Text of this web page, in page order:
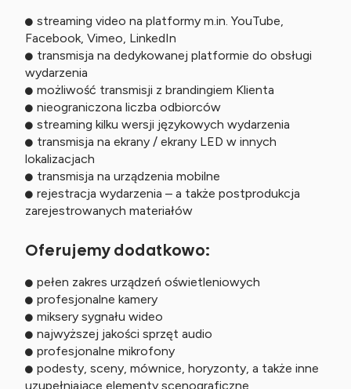
streaming video na platformy m.in. YouTube,
Facebook, Vimeo, LinkedIn
transmisja na dedykowanej platformie do obsługi
wydarzenia
możliwość transmisji z brandingiem Klienta
nieograniczona liczba odbiorców
streaming kilku wersji językowych wydarzenia
transmisja na ekrany / ekrany LED w innych
lokalizacjach
transmisja na urządzenia mobilne
rejestracja wydarzenia – a także postprodukcja
zarejestrowanych materiałów
Oferujemy dodatkowo:
pełen zakres urządzeń oświetleniowych
profesjonalne kamery
miksery sygnału wideo
najwyższej jakości sprzęt audio
profesjonalne mikrofony
podesty, sceny, mównice, horyzonty, a także inne
uzupełniające elementy scenograficzne